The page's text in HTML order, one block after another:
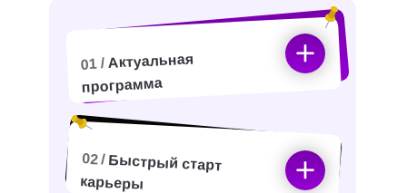
01 / Актуальная
программа
02 / Быстрый старт
карьеры